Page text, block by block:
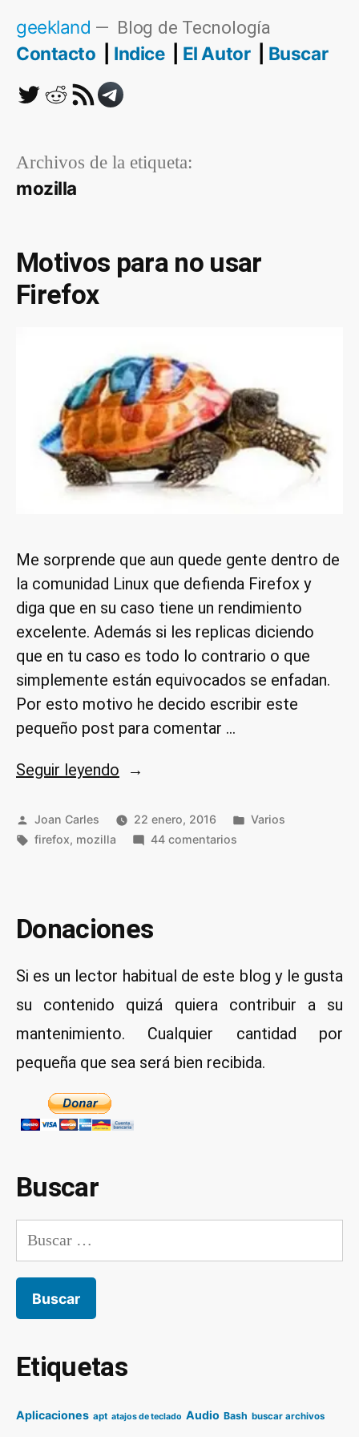
geekland Blog de Tecnología
Contacto Indice El Autor Buscar
TwitterReddit
RSSTelegram
Archivos de la etiqueta:
mozilla
Motivos para no usar
Firefox
Me sorprende que aun quede gente dentro de
la comunidad Linux que defienda Firefox y
diga que en su caso tiene un rendimiento
excelente. Además si les replicas diciendo
que en tu caso es todo lo contrario o que
simplemente están equivocados se enfadan.
Por esto motivo he decido escribir este
pequeño post para comentar …
Seguir leyendo «Motivos
no
usar
Publicado
por
Joan Carles 22 enero, 2016
Publicado
Varios
Etiquetas:
firefox, mozilla 44 comentarios
Donaciones
Si es un lector habitual de este blog y le gusta
su contenido quizá quiera contribuir a su
mantenimiento. Cualquier cantidad por
pequeña que sea será bien recibida.
Buscar
Buscar:
Etiquetas
Aplicaciones apt atajos de teclado Audio Bash buscar archivos